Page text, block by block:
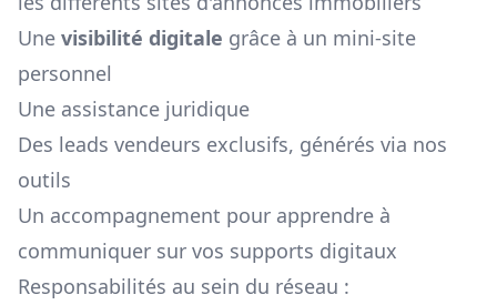
Une visibilité digitale grâce à un mini-site
personnel
Une assistance juridique
Des leads vendeurs exclusifs, générés via nos
outils
Un accompagnement pour apprendre à
communiquer sur vos supports digitaux
Responsabilités au sein du réseau :